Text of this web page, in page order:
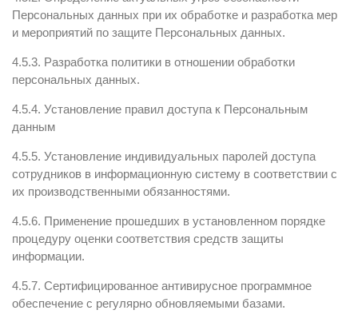
Персональных данных при их обработке и разработка мер
и мероприятий по защите Персональных данных.
4.5.3. Разработка политики в отношении обработки
персональных данных.
4.5.4. Установление правил доступа к Персональным
данным
4.5.5. Установление индивидуальных паролей доступа
сотрудников в информационную систему в соответствии с
их производственными обязанностями.
4.5.6. Применение прошедших в установленном порядке
процедуру оценки соответствия средств защиты
информации.
4.5.7. Сертифицированное антивирусное программное
обеспечение с регулярно обновляемыми базами.